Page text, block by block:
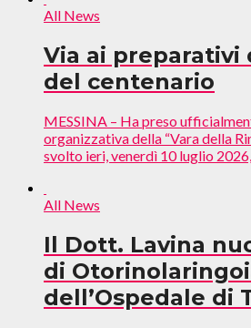
All News
Via ai preparativi
del centenario
MESSINA – Ha preso
organizzativa della “Vara della
svolto ieri, venerdì 10 luglio
All News
Il Dott. Lavina
di
dell’Ospedale di